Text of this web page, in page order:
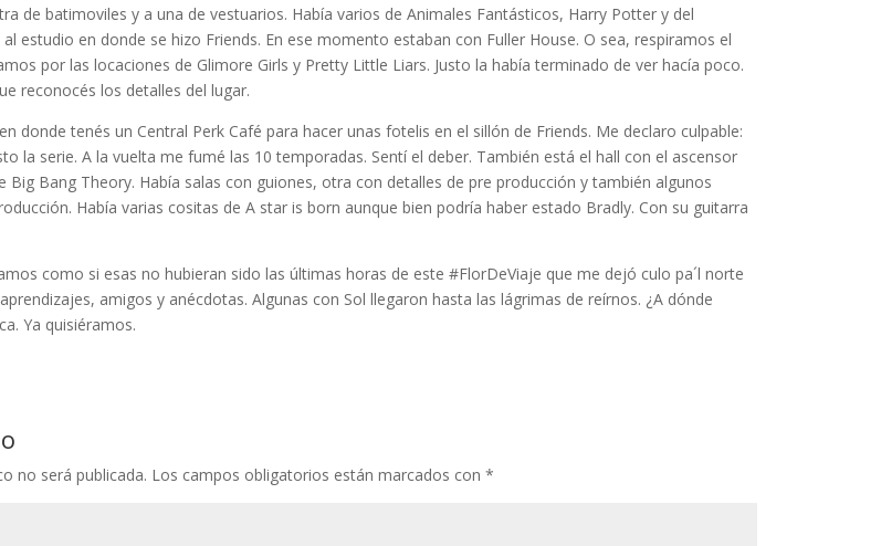
de batimoviles y a una de vestuarios. Había varios de Animales Fantásticos, Harry Potter y del
estudio en donde se hizo Friends. En ese momento estaban con Fuller House. O sea, respiramos el
por las locaciones de Glimore Girls y Pretty Little Liars. Justo la había terminado de ver hacía poco.
reconocés los detalles del lugar.
donde tenés un Central Perk Café para hacer unas fotelis en el sillón de Friends. Me declaro culpable:
la serie. A la vuelta me fumé las 10 temporadas. Sentí el deber. También está el hall con el ascensor
Big Bang Theory. Había salas con guiones, otra con detalles de pre producción y también algunos
Había varias cositas de A star is born aunque bien podría haber estado Bradly. Con su guitarra
como si esas no hubieran sido las últimas horas de este #FlorDeViaje que me dejó culo pa´l norte
amigos y anécdotas. Algunas con Sol llegaron hasta las lágrimas de reírnos. ¿A dónde
Ya quisiéramos.
no será publicada. Los campos obligatorios están marcados con *